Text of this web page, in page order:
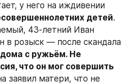
у него на иждивении
детей.
43-летний Иван
в розыск — после скандала
дома с ружьём. Не
что он мог совершить
заявил матери, что не